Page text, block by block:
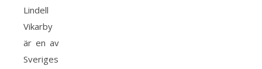
Lindell
Vikarby
är en av
Sveriges